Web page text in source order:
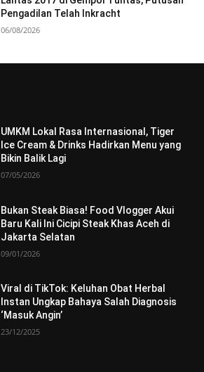
Pengadilan Telah Inkracht
06/08/2026
UMKM Lokal Rasa Internasional, Tiger
Ice Cream & Drinks Hadirkan Menu yang
Bikin Balik Lagi
07/05/2026
Bukan Steak Biasa! Food Vlogger Akui
Baru Kali Ini Cicipi Steak Khas Aceh di
Jakarta Selatan
09/01/2026
Viral di TikTok: Keluhan Obat Herbal
Instan Ungkap Bahaya Salah Diagnosis
‘Masuk Angin’
23/12/2025